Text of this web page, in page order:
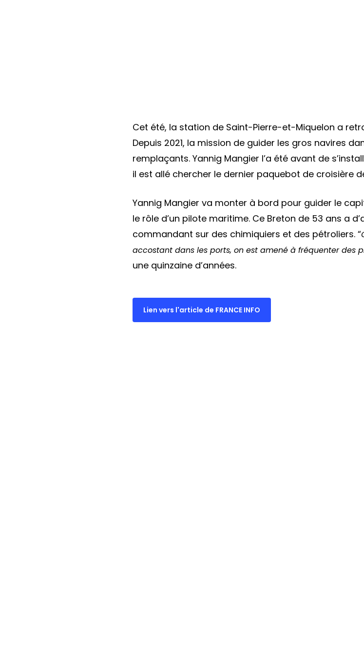
Cet été, la station de Saint-Pierre-et-Miquelon a
Depuis 2021, la mission de guider les gros navires
remplaçants. Yannig Mangier l’a été avant de
il est allé chercher le dernier paquebot de croisière
Yannig Mangier va monter à bord pour guider le
le rôle d’un pilote maritime. Ce Breton de 53 ans a
commandant sur des chimiquiers et des pétroliers. “
accostant dans les ports, on est amené à fréquenter des
une quinzaine d’années.
Lien vers l'article de FRANCE INFO